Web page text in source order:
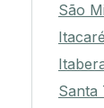
São
Santa